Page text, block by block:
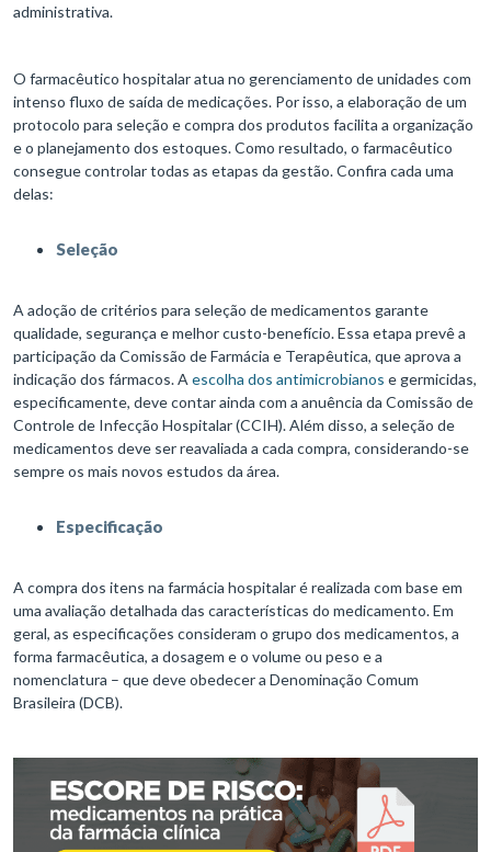
administrativa.
O farmacêutico hospitalar atua no gerenciamento de unidades com
intenso fluxo de saída de medicações. Por isso, a elaboração de um
protocolo para seleção e compra dos produtos facilita a organização
e o planejamento dos estoques. Como resultado, o farmacêutico
consegue controlar todas as etapas da gestão. Confira cada uma
delas:
Seleção
A adoção de critérios para seleção de medicamentos garante
qualidade, segurança e melhor custo-benefício. Essa etapa prevê a
participação da Comissão de Farmácia e Terapêutica, que aprova a
indicação dos fármacos. A escolha dos antimicrobianos e germicidas,
especificamente, deve contar ainda com a anuência da Comissão de
Controle de Infecção Hospitalar (CCIH). Além disso, a seleção de
medicamentos deve ser reavaliada a cada compra, considerando-se
sempre os mais novos estudos da área.
Especificação
A compra dos itens na farmácia hospitalar é realizada com base em
uma avaliação detalhada das características do medicamento. Em
geral, as especificações consideram o grupo dos medicamentos, a
forma farmacêutica, a dosagem e o volume ou peso e a
nomenclatura – que deve obedecer a Denominação Comum
Brasileira (DCB).